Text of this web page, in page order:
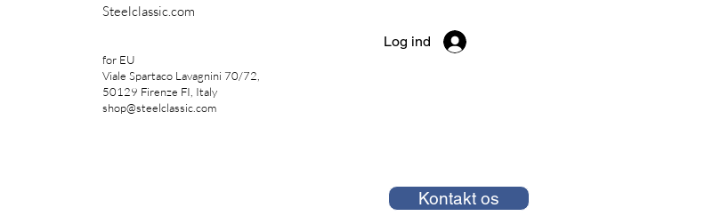
Steelclassic.com
for EU
Viale Spartaco Lavagnini 70/72,
50129 Firenze FI, Italy
shop@steelclassic.com
Log ind
Kontakt os